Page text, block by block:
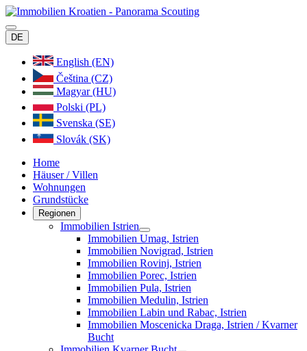
DE
English (EN)
Čeština (CZ)
Magyar (HU)
Polski (PL)
Svenska (SE)
Slovák (SK)
Home
Häuser / Villen
Wohnungen
Grundstücke
Regionen
Immobilien Istrien
Immobilien Umag, Istrien
Immobilien Novigrad, Istrien
Immobilien Rovinj, Istrien
Immobilien Porec, Istrien
Immobilien Pula, Istrien
Immobilien Medulin, Istrien
Immobilien Labin und Rabac, Istrien
Immobilien Moscenicka Draga, Istrien / Kvarner
Bucht